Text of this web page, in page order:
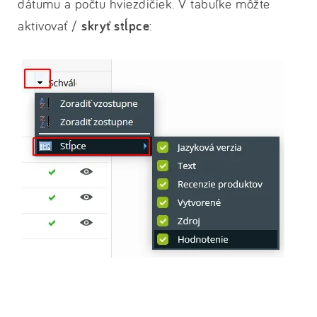
dátumu a počtu hviezdičiek. V tabuľke môžte
aktivovať / skryť stĺpce: